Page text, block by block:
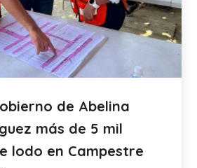
de Abelina
más de 5 mil
lodo en Campestre